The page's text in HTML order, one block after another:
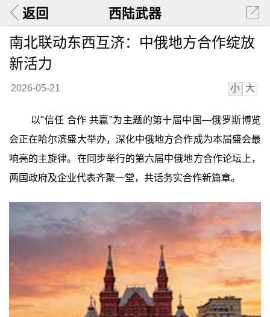
返回 西陆武器
南北联动东西互济：中俄地方合作绽放
新活力
2026-05-21 小 大
以"信任 合作 共赢"为主题的第十届中国—俄罗斯博览
会正在哈尔滨盛大举办，深化中俄地方合作成为本届盛会最
响亮的主旋律。在同步举行的第六届中俄地方合作论坛上，
两国政府及企业代表齐聚一堂，共话务实合作新篇章。